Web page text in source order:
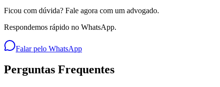
Ficou com dúvida? Fale agora com um advogado.
Respondemos rápido no WhatsApp.
Falar pelo WhatsApp
Perguntas Frequentes